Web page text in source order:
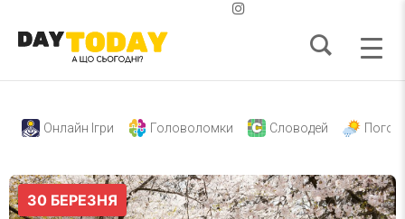
Онлайн Ігри Головоломки Словодей